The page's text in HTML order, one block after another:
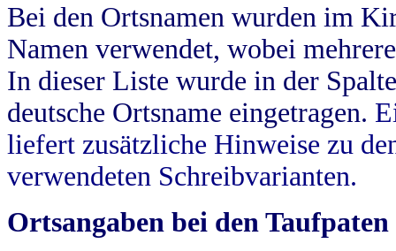
Bei den Ortsnamen wurden im
Namen verwendet, wobei
In dieser Liste wurde in der
deutsche Ortsname eingetragen.
liefert zusätzliche Hinweise zu
verwendeten Schreibvarianten.
Ortsangaben bei den Taufpaten